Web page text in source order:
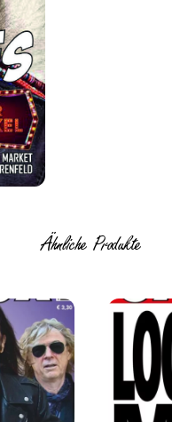
Ähnliche Produkte